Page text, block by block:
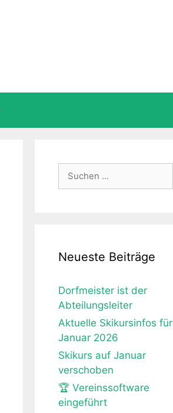
Neueste Beiträge
Dorfmeister ist der
Abteilungsleiter
Aktuelle Skikursinfos für
Januar 2026
Skikurs auf Januar
verschoben
🏆 Vereinssoftware
eingeführt